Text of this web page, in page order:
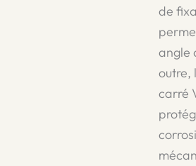
de
angle
outre,
carré